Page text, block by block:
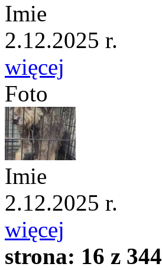
Imie
2.12.2025 r.
więcej
Foto
Imie
2.12.2025 r.
więcej
strona: 16 z 344